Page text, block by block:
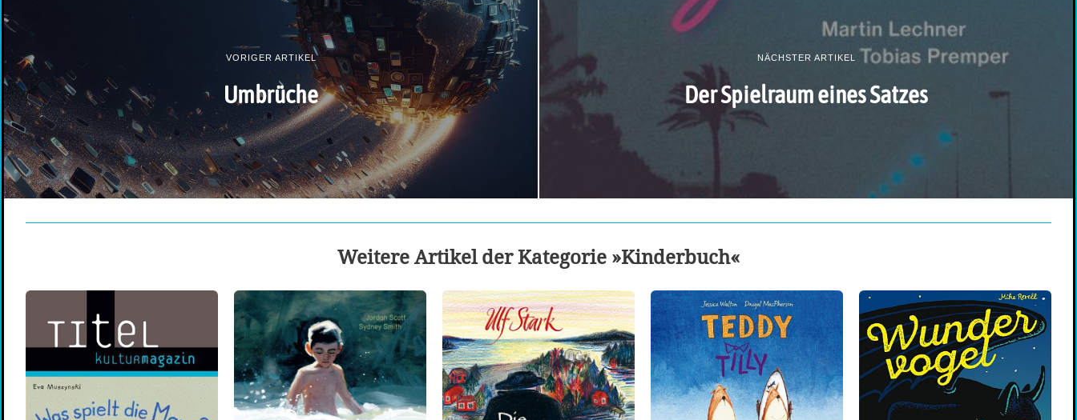
VORIGER ARTIKEL
Umbrüche
NÄCHSTER ARTIKEL
Der Spielraum eines Satzes
Weitere Artikel der Kategorie »Kinderbuch«